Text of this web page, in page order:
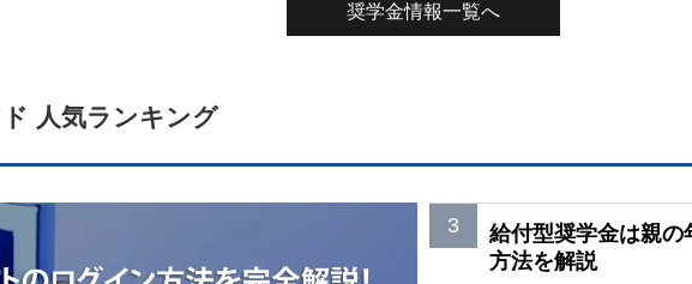
奨学金情報一覧へ
人気ランキング
給付型奨学金は親
方法を解説